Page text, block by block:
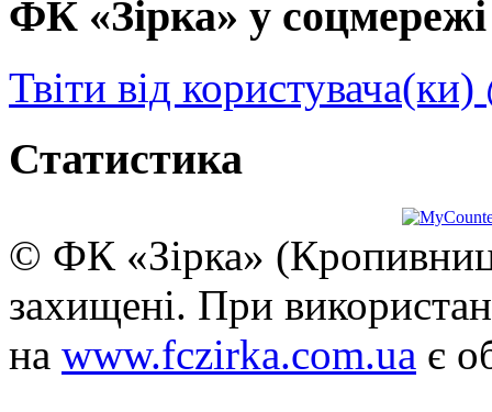
ФК «Зірка» у
Твіти від
Статистика
© ФК «Зірка»
захищені. При
на www.fczirka.com.ua є